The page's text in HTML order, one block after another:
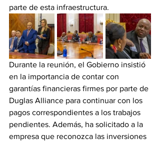
parte de esta infraestructura.
Durante la reunión, el Gobierno insistió
en la importancia de contar con
garantías financieras firmes por parte de
Duglas Alliance para continuar con los
pagos correspondientes a los trabajos
pendientes. Además, ha solicitado a la
empresa que reconozca las inversiones